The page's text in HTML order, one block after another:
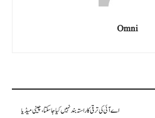
Omni
اے آئی کی ترقی کا راستہ بند نہیں کیا جا سکتا، چینی میڈیا